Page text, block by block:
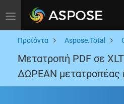
Toggle navigation
Προϊόντα Aspose.Total
Μετατροπή PDF σε
ΔΩΡΕΑΝ μετατροπέας